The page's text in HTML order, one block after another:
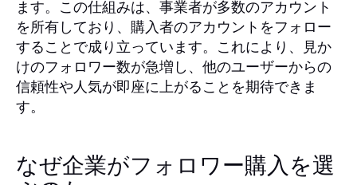
ます。この仕組みは、事業者が多数のアカウント
を所有しており、購入者のアカウントをフォロー
することで成り立っています。これにより、見か
けのフォロワー数が急増し、他のユーザーからの
信頼性や人気が即座に上がることを期待できま
す。
なぜ企業がフォロワー購入を選